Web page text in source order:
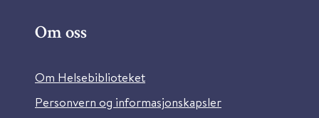
Om oss
Om Helsebiblioteket
Personvern og informasjonskapsler